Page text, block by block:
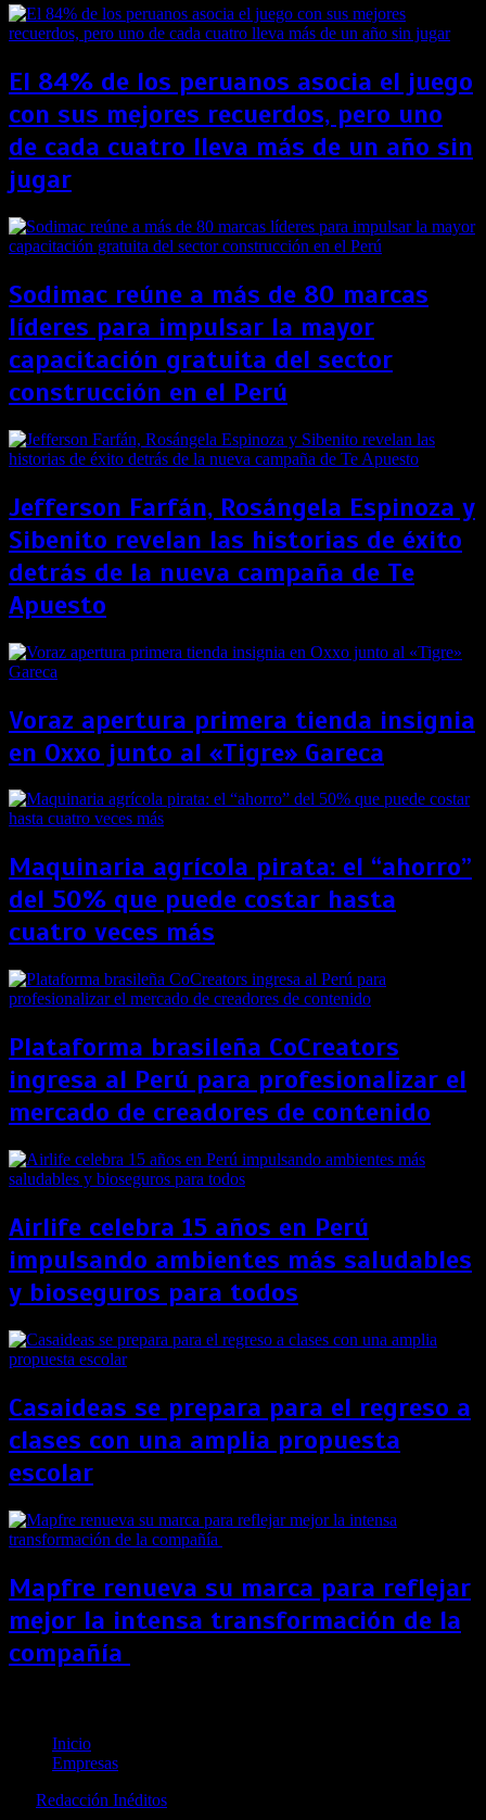
El 84% de los peruanos asocia el juego
con sus mejores recuerdos, pero uno
de cada cuatro lleva más de un año sin
jugar
Sodimac reúne a más de 80 marcas
líderes para impulsar la mayor
capacitación gratuita del sector
construcción en el Perú
Jefferson Farfán, Rosángela Espinoza y
Sibenito revelan las historias de éxito
detrás de la nueva campaña de Te
Apuesto
Voraz apertura primera tienda insignia
en Oxxo junto al «Tigre» Gareca
Maquinaria agrícola pirata: el “ahorro”
del 50% que puede costar hasta
cuatro veces más
Plataforma brasileña CoCreators
ingresa al Perú para profesionalizar el
mercado de creadores de contenido
Airlife celebra 15 años en Perú
impulsando ambientes más saludables
y bioseguros para todos
Casaideas se prepara para el regreso a
clases con una amplia propuesta
escolar
Mapfre renueva su marca para reflejar
mejor la intensa transformación de la
compañía
Inicio
Empresas
Redacción Inéditos